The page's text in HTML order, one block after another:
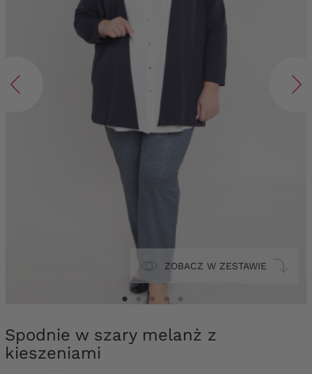
ZOBACZ W ZESTAWIE
Spodnie w szary melanż z
kieszeniami